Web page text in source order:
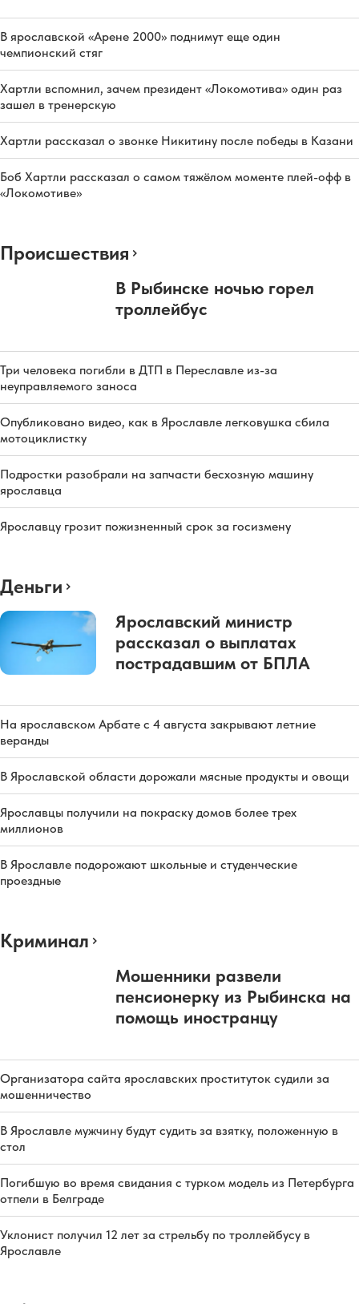
В ярославской «Арене 2000» поднимут еще один
чемпионский стяг
Хартли вспомнил, зачем президент «Локомотива» один раз
зашел в тренерскую
Хартли рассказал о звонке Никитину после победы в Казани
Боб Хартли рассказал о самом тяжёлом моменте плей-офф в
«Локомотиве»
Происшествия
В Рыбинске ночью горел
троллейбус
Три человека погибли в ДТП в Переславле из-за
неуправляемого заноса
Опубликовано видео, как в Ярославле легковушка сбила
мотоциклистку
Подростки разобрали на запчасти бесхозную машину
ярославца
Ярославцу грозит пожизненный срок за госизмену
Деньги
Ярославский министр
рассказал о выплатах
пострадавшим от БПЛА
На ярославском Арбате с 4 августа закрывают летние
веранды
В Ярославской области дорожали мясные продукты и овощи
Ярославцы получили на покраску домов более трех
миллионов
В Ярославле подорожают школьные и студенческие
проездные
Криминал
Мошенники развели
пенсионерку из Рыбинска на
помощь иностранцу
Организатора сайта ярославских проституток судили за
мошенничество
В Ярославле мужчину будут судить за взятку, положенную в
стол
Погибшую во время свидания с турком модель из Петербурга
отпели в Белграде
Уклонист получил 12 лет за стрельбу по троллейбусу в
Ярославле